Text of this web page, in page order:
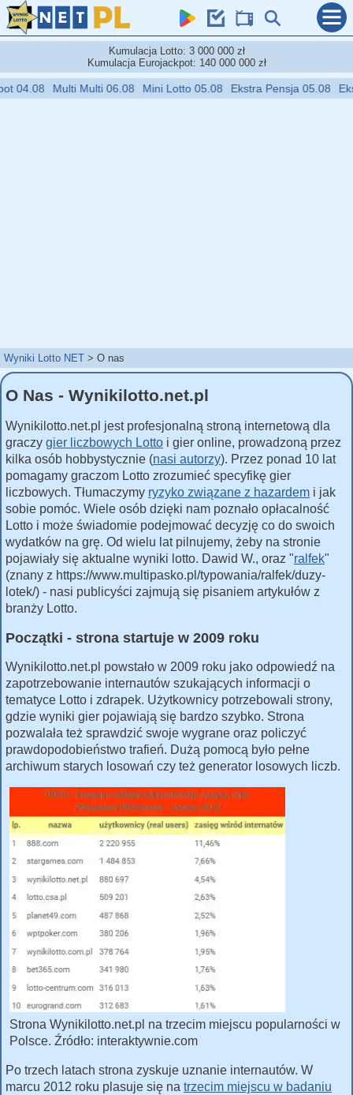
Kumulacja Lotto: 3 000 000 zł
Kumulacja Eurojackpot: 140 000 000 zł
Multi Multi 06.08 Mini Lotto 05.08 Ekstra Pensja 05.08
Wyniki Lotto NET O nas
O Nas - Wynikilotto.net.pl
Wynikilotto.net.pl jest profesjonalną stroną internetową dla
graczy gier liczbowych Lotto i gier online, prowadzoną przez
kilka osób hobbystycznie (nasi autorzy). Przez ponad 10 lat
pomagamy graczom Lotto zrozumieć specyfikę gier
liczbowych. Tłumaczymy ryzyko związane z hazardem i jak
sobie pomóc. Wiele osób dzięki nam poznało opłacalność
Lotto i może świadomie podejmować decyzję co do swoich
wydatków na grę. Od wielu lat pilnujemy, żeby na stronie
pojawiały się aktualne wyniki lotto. Dawid W., oraz "ralfek"
(znany z https://www.multipasko.pl/typowania/ralfek/duzy-
lotek/) - nasi publicyści zajmują się pisaniem artykułów z
branży Lotto.
Początki - strona startuje w 2009 roku
Wynikilotto.net.pl powstało w 2009 roku jako odpowiedź na
zapotrzebowanie internautów szukających informacji o
tematyce Lotto i zdrapek. Użytkownicy potrzebowali strony,
gdzie wyniki gier pojawiają się bardzo szybko. Strona
pozwalała też sprawdzić swoje wygrane oraz policzyć
prawdopodobieństwo trafień. Dużą pomocą było pełne
archiwum starych losowań czy też generator losowych liczb.
Strona Wynikilotto.net.pl na trzecim miejscu popularności w
Polsce. Źródło: interaktywnie.com
Po trzech latach strona zyskuje uznanie internautów. W
marcu 2012 roku plasuje się na trzecim miejscu w badaniu